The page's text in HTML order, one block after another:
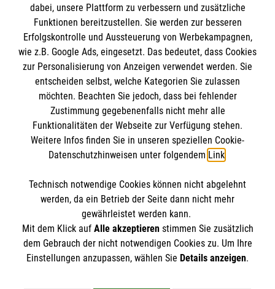
Erwachsene
Gemeinsam trauern
Helfen Sie mit!
Über das Hospizzentrum
Informationen
Kontakt
Datenschutz
Spendenkonto Malteser Hospizzentrum
Malteser Wohnen und Pflegen gemeinnützige GmbH
dabei, unsere Plattform zu verbessern und zusätzliche
Funktionen bereitzustellen. Sie werden zur besseren
Erfolgskontrolle und Aussteuerung von Werbekampagnen,
wie z.B. Google Ads, eingesetzt. Das bedeutet, dass Cookies
zur Personalisierung von Anzeigen verwendet werden. Sie
entscheiden selbst, welche Kategorien Sie zulassen
möchten. Beachten Sie jedoch, dass bei fehlender
Zustimmung gegebenenfalls nicht mehr alle
Funktionalitäten der Webseite zur Verfügung stehen.
Weitere Infos finden Sie in unseren speziellen Cookie-
Datenschutzhinweisen unter folgendem Link.
Technisch notwendige Cookies können nicht abgelehnt
werden, da ein Betrieb der Seite dann nicht mehr
gewährleistet werden kann.
Mit dem Klick auf Alle akzeptierenstimmen Sie zusätzlich
dem Gebrauch der nicht notwendigen Cookies zu. Um Ihre
Einstellungen anzupassen, wählen Sie Details anzeigen.